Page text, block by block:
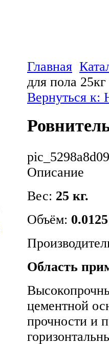
Главная
для пола 25кг
Вернуться к:
Описание
Вес: 25 кг.
Объём:
Область
цементной
прочности и